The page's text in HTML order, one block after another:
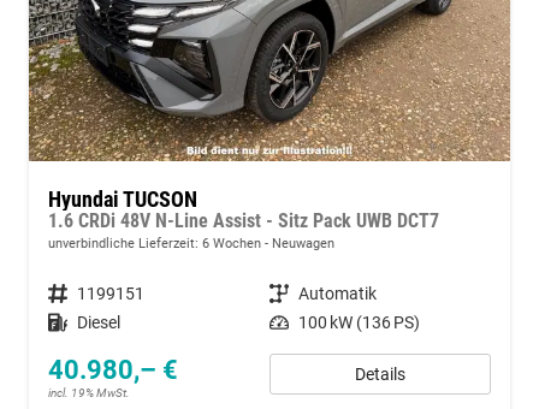
Hyundai TUCSON
1.6 CRDi 48V N-Line Assist - Sitz Pack UWB DCT7
unverbindliche Lieferzeit: 6 Wochen Neuwagen
Fahrzeugnummer 1199151 Getriebe Automatik
Kraftstoff Diesel Leistung 100 kW (136 PS)
40.980,– €
incl. 19% MwSt.
Details